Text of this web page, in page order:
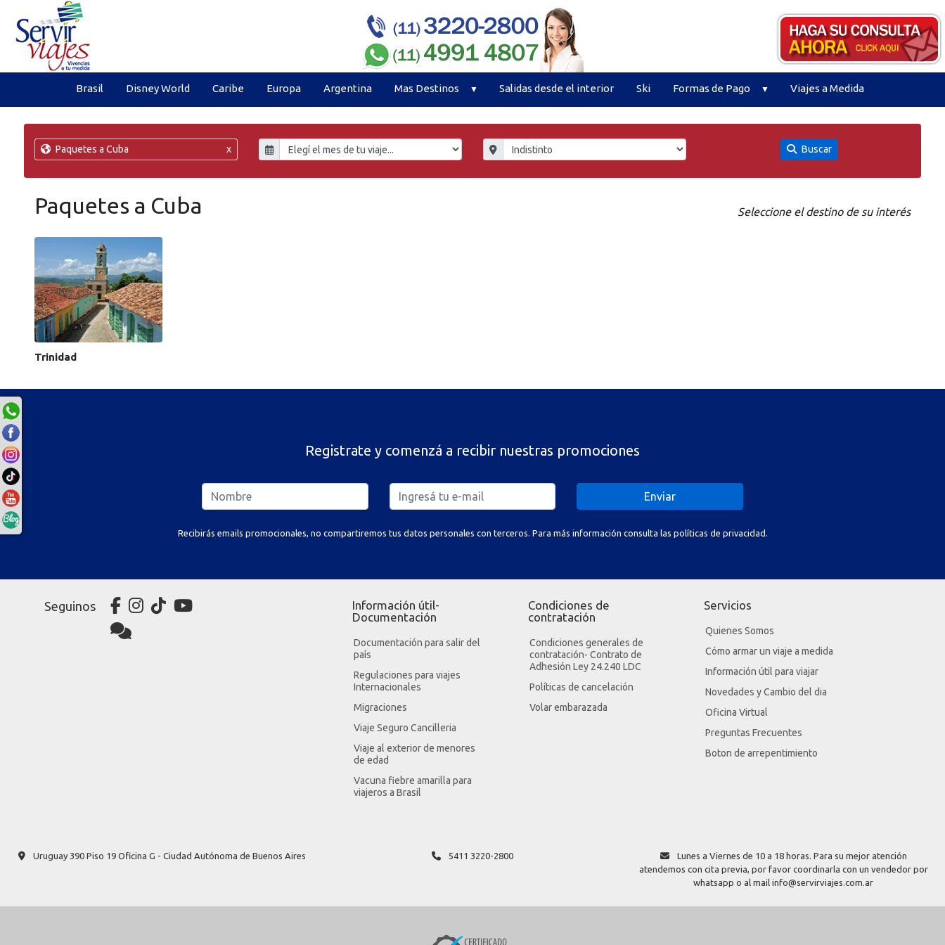
Brasil Disney World Caribe Europa Argentina Mas Destinos Salidas desde el interior Ski Formas de Pago Viajes a Medida
Paquetes a Cuba x Buscar
Paquetes a Cuba Seleccione el destino de su interés
Trinidad
Registrate y comenzá a recibir nuestras promociones
Enviar
Recibirás emails promocionales, no compartiremos tus datos personales con terceros. Para más información consulta las políticas de privacidad.
Seguinos
Información útil-
Documentación
Documentación para salir del
país
Regulaciones para viajes
Internacionales
Migraciones
Viaje Seguro Cancilleria
Viaje al exterior de menores
de edad
Vacuna fiebre amarilla para
viajeros a Brasil
Condiciones de
contratación
Condiciones generales de
contratación- Contrato de
Adhesión Ley 24.240 LDC
Políticas de cancelación
Volar embarazada
Servicios
Quienes Somos
Cómo armar un viaje a medida
Información útil para viajar
Novedades y Cambio del dia
Oficina Virtual
Preguntas Frecuentes
Boton de arrepentimiento
Uruguay 390 Piso 19 Oficina G - Ciudad Autónoma de Buenos Aires 5411 3220-2800
Lunes a Viernes de 10 a 18 horas. Para su mejor atención
atendemos con cita previa, por favor coordinarla con un vendedor por
whatsapp o al mail info@servirviajes.com.ar